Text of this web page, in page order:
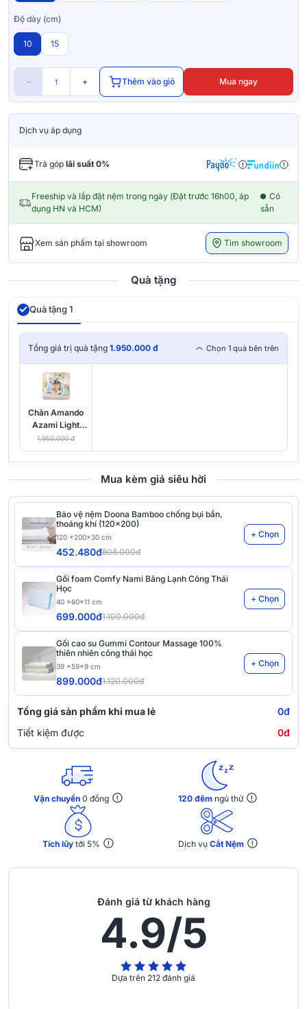
Độ dày (cm)
10 15
− + Thêm vào giỏ Mua ngay
Dịch vụ áp dụng
Trả góp lãi suất 0%
Freeship và lắp đặt nệm trong ngày (Đặt trước 16h00, áp
dụng HN và HCM)
Có
sẵn
Xem sản phẩm tại showroom Tìm showroom
Quà tặng
Quà tặng 1
Tổng giá trị quà tặng 1.950.000 đ Chọn 1 quà bên trên
Chăn Amando
Azami Light
công nghệ làm
mát
1.950.000 đ
Mua kèm giá siêu hời
Bảo vệ nệm Doona Bamboo chống bụi bẩn,
thoáng khí (120x200)
120 x200x30 cm
452.480đ808.000đ
+ Chọn
Gối foam Comfy Nami Băng Lạnh Công Thái
Học
40 x60x11 cm
699.000đ1.100.000đ
+ Chọn
Gối cao su Gummi Contour Massage 100%
thiên nhiên công thái học
39 x59x9 cm
899.000đ1.120.000đ
+ Chọn
Tổng giá sản phẩm khi mua lẻ
0đ
Tiết kiệm được
0đ
Vận chuyển 0 đồng 120 đêm ngủ thử
Tích lũy tới 5% Dịch vụ Cắt Nệm
Đánh giá từ khách hàng
4.9/5
Dựa trên 212 đánh giá